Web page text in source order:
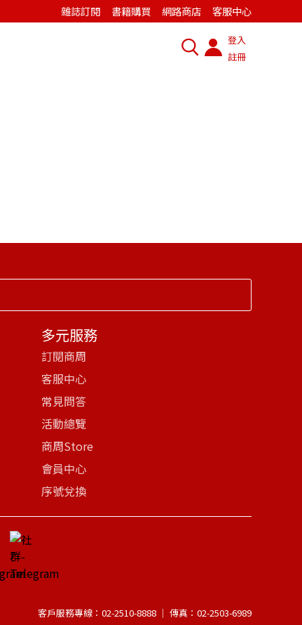
雜誌訂閱 書籍購買 網路商店 客服中心
登入
註冊
多元服務
訂閱商周
客服中心
常見問答
活動總覽
商周Store
會員中心
序號兌換
客戶服務專線：02-2510-8888 │ 傳真：02-2503-6989